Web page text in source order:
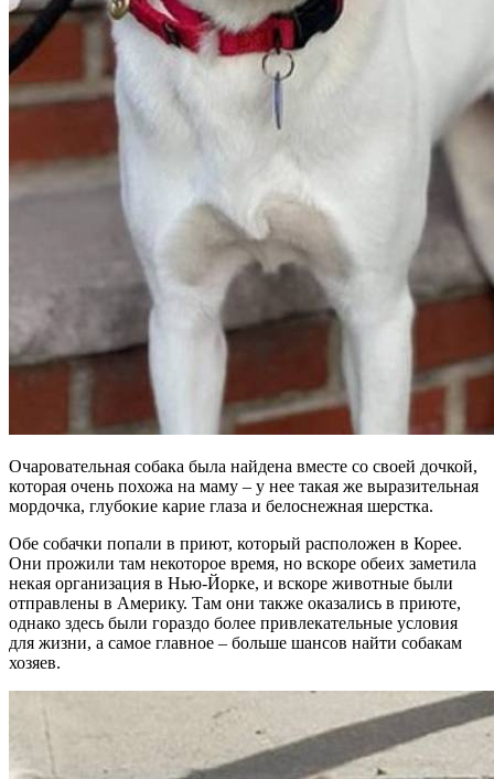
Очаровательная собака была найдена вместе со своей дочкой,
которая очень похожа на маму – у нее такая же выразительная
мордочка, глубокие карие глаза и белоснежная шерстка.
Обе собачки попали в приют, который расположен в Корее.
Они прожили там некоторое время, но вскоре обеих заметила
некая организация в Нью-Йорке, и вскоре животные были
отправлены в Америку. Там они также оказались в приюте,
однако здесь были гораздо более привлекательные условия
для жизни, а самое главное – больше шансов найти собакам
хозяев.